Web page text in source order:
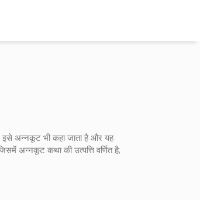
इसे अन्नकूट भी कहा जाता है और यह
अन्नकूट कथा की उत्पत्ति वर्णित है;